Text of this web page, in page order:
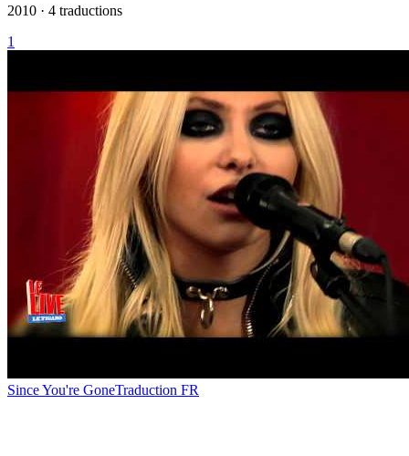
2010 · 4 traductions
1
Since You're GoneTraduction FR